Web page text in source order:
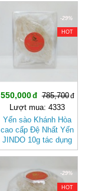
-29%
HOT
550,000
785,700
Lượt mua: 4333
Yến sào Khánh Hòa
cao cấp Đệ Nhất Yến
JINDO 10g tác dụng
tốt cho sức khỏe
-29%
HOT